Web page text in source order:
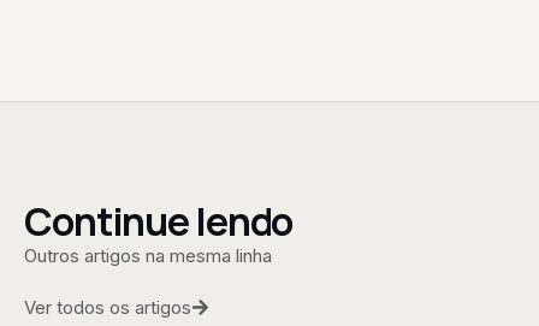
Continue lendo
Outros artigos na mesma linha
Ver todos os artigos